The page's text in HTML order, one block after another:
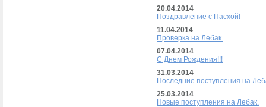
20.04.2014
Поздравление с Пасхой!
11.04.2014
Проверка на Лебак.
07.04.2014
С Днем Рождения!!!
31.03.2014
Последние поступления на
25.03.2014
Новые поступления на Лебак.